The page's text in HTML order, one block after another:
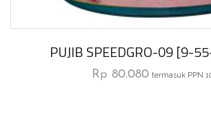
PUJIB SPEEDGRO-09 [9-
Rp 80.080 termasuk PPN